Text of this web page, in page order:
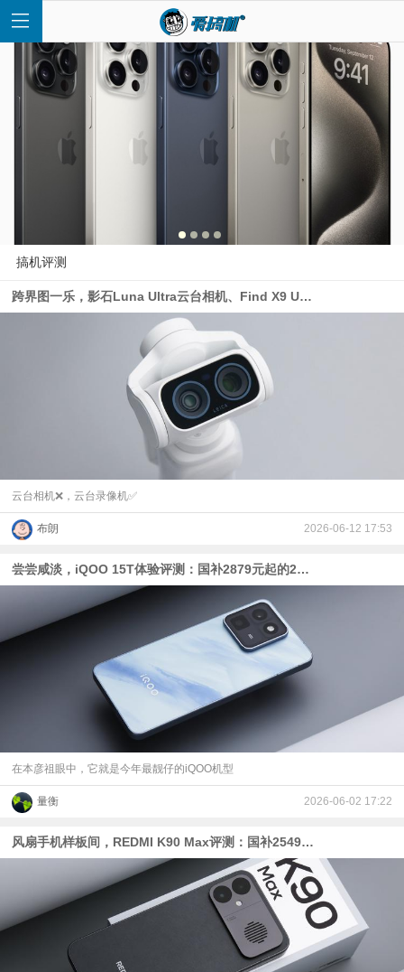
快
讯
频
科
普
题
搞机评测
跨界图一乐，影石Luna Ultra云台相机、Find X9 Ultra样张对比
云台相机❌️，云台录像机✅️
布朗 2026-06-12 17:53
尝尝咸淡，iQOO 15T体验评测：国补2879元起的2K屏+天玑9500
在本彦祖眼中，它就是今年最靓仔的iQOO机型
量衡 2026-06-02 17:22
风扇手机样板间，REDMI K90 Max评测：国补2549元起的天玑9500